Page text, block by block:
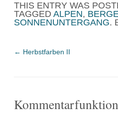
THIS ENTRY WAS
TAGGED ALPEN,
SONNENUNTERGANG.
← Herbstfarben II